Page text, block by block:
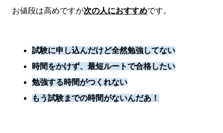
お値段は高めですが次の人におすすめです。
試験に申し込んだけど全然勉強してない
時間をかけず、最短ルートで合格したい
勉強する時間がつくれない
もう試験までの時間がないんだあ！